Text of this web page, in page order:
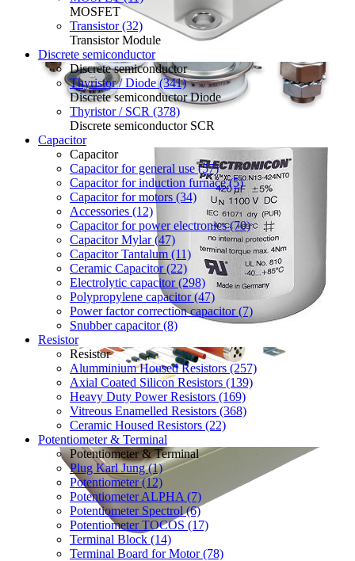
MOSFET
Transistor (32)
Transistor Module
Discrete semiconductor
Discrete semiconductor
Thyristor / Diode (341)
Discrete semiconductor Diode
Thyristor / SCR (378)
Discrete semiconductor SCR
Capacitor
Capacitor
Capacitor for general use (57)
Capacitor for induction furnace (5)
Capacitor for motors (34)
Accessories (12)
Capacitor for power electronics (70)
Capacitor Mylar (47)
Capacitor Tantalum (11)
Ceramic Capacitor (22)
Electrolytic capacitor (298)
Polypropylene capacitor (47)
Power factor correction capacitor (7)
Snubber capacitor (8)
Resistor
Resistor
Alumminium Housed Resistors (257)
Axial Coated Silicon Resistors (139)
Heavy Duty Power Resistors (169)
Vitreous Enamelled Resistors (368)
Ceramic Housed Resistors (22)
Potentiometer & Terminal
Potentiometer & Terminal
Plug Karl Jung (1)
Potentiometer (12)
Potentiometer ALPHA (7)
Potentiometer Spectrol (6)
Potentiometer TOCOS (17)
Terminal Block (14)
Terminal Board for Motor (78)